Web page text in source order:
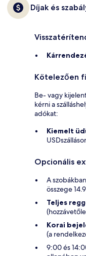
Díjak és
Kötelezően
Be- vagy
kérni a
adókat:
Kiemelt
Opcionális
A
összege
Teljes
Korai
(a
9:00 és